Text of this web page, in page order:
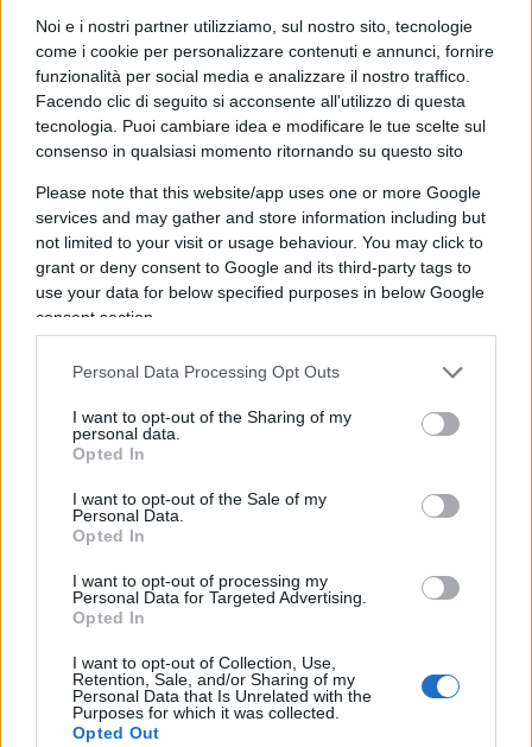
Noi e i nostri partner utilizziamo, sul nostro sito, tecnologie
come i cookie per personalizzare contenuti e annunci, fornire
funzionalità per social media e analizzare il nostro traffico.
Facendo clic di seguito si acconsente all'utilizzo di questa
tecnologia. Puoi cambiare idea e modificare le tue scelte sul
consenso in qualsiasi momento ritornando su questo sito
Please note that this website/app uses one or more Google
services and may gather and store information including but
not limited to your visit or usage behaviour. You may click to
grant or deny consent to Google and its third-party tags to
use your data for below specified purposes in below Google
consent section.
Personal Data Processing Opt Outs
I want to opt-out of the Sharing of my
personal data.
Opted In
I want to opt-out of the Sale of my
Personal Data.
Opted In
I want to opt-out of processing my
Personal Data for Targeted Advertising.
Opted In
I want to opt-out of Collection, Use,
Retention, Sale, and/or Sharing of my
Personal Data that Is Unrelated with the
Purposes for which it was collected.
Opted Out
inanellando goal modello Atalanta: accanto a
Floridi, due attaccanti di scuole diverse, ma che
sanno passarsi la palla ad occhi chiusi: un
sindacalista popolano,Marco Bentivogli, e un
economista da prime time,Carlo Cottarelli. Un
vero e proprio “trio delle meraviglie”, direbbero i
commentatori sportivi: Floridi che da Oxford parla
con le università, i governi e le Big Tech di tutto il
mondo; Bentivogli che, per il suo trascorso in Cisl,
dove ovviamente oggi viene avversato in ogni
dell’industria, stimato per il suo approccio
innovativo al mondo digitale; e, infine, Cottarelli,
ex primo ministro per una notte, che sa fare
le grandi centrali della finanza mondiale, dal
Fondo Monetario Internazionale alla Federal
Reserve. Riuscirà “Base Italia”, come dice lo stesso
Floridi, a far riflettere i politici che bisogna
dalle competenze e senza disdegnare una piccola
dose di populismo?